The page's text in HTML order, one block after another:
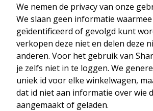
We nemen de privacy van onze
We slaan geen informatie
geïdentificeerd of gevolgd kunt
verkopen deze niet en delen deze
anderen. Voor het gebruik van
je zelfs niet in te loggen. We
uniek id voor elke winkelwagen,
dat id niet aan informatie over wie
aangemaakt of geladen.